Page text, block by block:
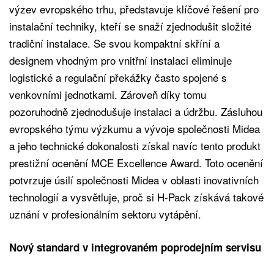
výzev evropského trhu, představuje klíčové řešení pro
instalační techniky, kteří se snaží zjednodušit složité
tradiční instalace. Se svou kompaktní skříní a
designem vhodným pro vnitřní instalaci eliminuje
logistické a regulační překážky často spojené s
venkovními jednotkami. Zároveň díky tomu
pozoruhodně zjednodušuje instalaci a údržbu. Zásluhou
evropského týmu výzkumu a vývoje společnosti Midea
a jeho technické dokonalosti získal navíc tento produkt
prestižní ocenění MCE Excellence Award. Toto ocenění
potvrzuje úsilí společnosti Midea v oblasti inovativních
technologií a vysvětluje, proč si H-Pack získává takové
uznání v profesionálním sektoru vytápění.
Nový standard v integrovaném poprodejním servisu